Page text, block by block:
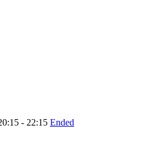
- 22:15 Ended